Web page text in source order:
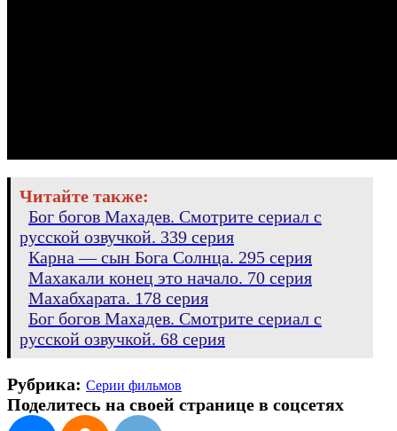
Читайте также:
Бог богов Махадев. Смотрите сериал с
русской озвучкой. 339 серия
Карна — сын Бога Солнца. 295 серия
Махакали конец это начало. 70 серия
Махабхарата. 178 серия
Бог богов Махадев. Смотрите сериал с
русской озвучкой. 68 серия
Рубрика: Серии фильмов
Поделитесь на своей странице в соцсетях